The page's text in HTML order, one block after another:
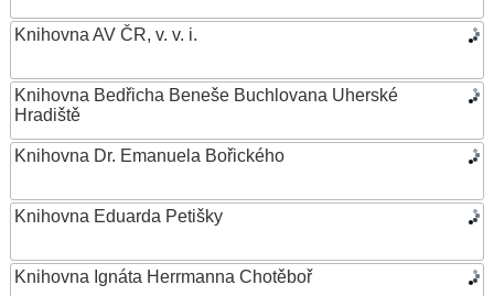
Knihovna AV ČR, v. v. i.
Knihovna Bedřicha Beneše Buchlovana Uherské
Hradiště
Knihovna Dr. Emanuela Bořického
Knihovna Eduarda Petišky
Knihovna Ignáta Herrmanna Chotěboř